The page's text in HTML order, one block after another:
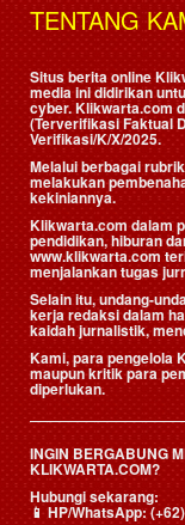
TENTANG
Situs berita online
media ini didirikan
cyber. Klikwarta.com
(Terverifikasi Faktual
Verifikasi/K/X/2025.
Melalui berbagai
melakukan
kekiniannya.
Klikwarta.com dalam
pendidikan, hiburan
www.klikwarta.com
menjalankan tugas
Selain itu, undang-
kerja redaksi dalam
kaidah jurnalistik,
Kami, para pengelola
maupun kritik para
diperlukan.
INGIN BERGABUNG
KLIKWARTA.COM?
Hubungi sekarang:
📱HP/WhatsApp: